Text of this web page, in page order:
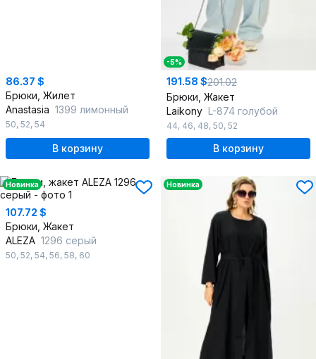
86.37 $
Брюки, Жилет
Anastasia 1399 лимонный
50, 52, 54
В корзину
-5%
191.58 $201.02
Брюки, Жакет
Laikony L-874 голубой
44, 46, 48, 50, 52
В корзину
Новинка
107.72 $
Брюки, Жакет
ALEZA 1296 серый
50, 52, 54, 56, 58, 60
Новинка